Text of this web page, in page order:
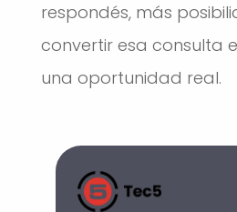
respondés, más
convertir esa consulta
una oportunidad real.